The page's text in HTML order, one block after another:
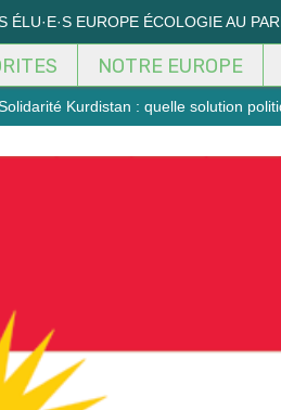
EUROPE ÉCOLOGIE AU
NOTRE EUROPE
Kurdistan : quelle solution